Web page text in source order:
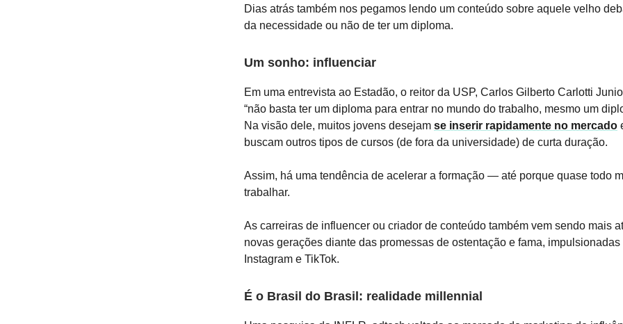
Dias atrás também nos pegamos lendo um conteúdo sobre aquele velho
da necessidade ou não de ter um diploma.
Um sonho: influenciar
Em uma entrevista ao Estadão, o reitor da USP, Carlos Gilberto Carlotti
“não basta ter um diploma para entrar no mundo do trabalho, mesmo um
Na visão dele, muitos jovens desejam se inserir rapidamente no mercado
buscam outros tipos de cursos (de fora da universidade) de curta duração.
Assim, há uma tendência de acelerar a formação — até porque quase todo
trabalhar.
As carreiras de influencer ou criador de conteúdo também vem sendo mais
novas gerações diante das promessas de ostentação e fama, impulsionadas
Instagram e TikTok.
É o Brasil do Brasil: realidade millennial